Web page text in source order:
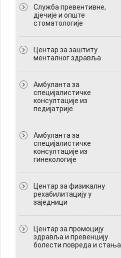
Служба превентивне,
дјечије и опште
стоматологије
Центар за заштиту
менталног здравља
Амбуланта за
специјалистичке
консултације из
педијатрије
Амбуланта за
специјалистичке
консултације из
гинекологије
Центар за физикалну
рехабилитацију у
заједници
Центар за промоцију
здравља и превенцију
болести повреда и стања